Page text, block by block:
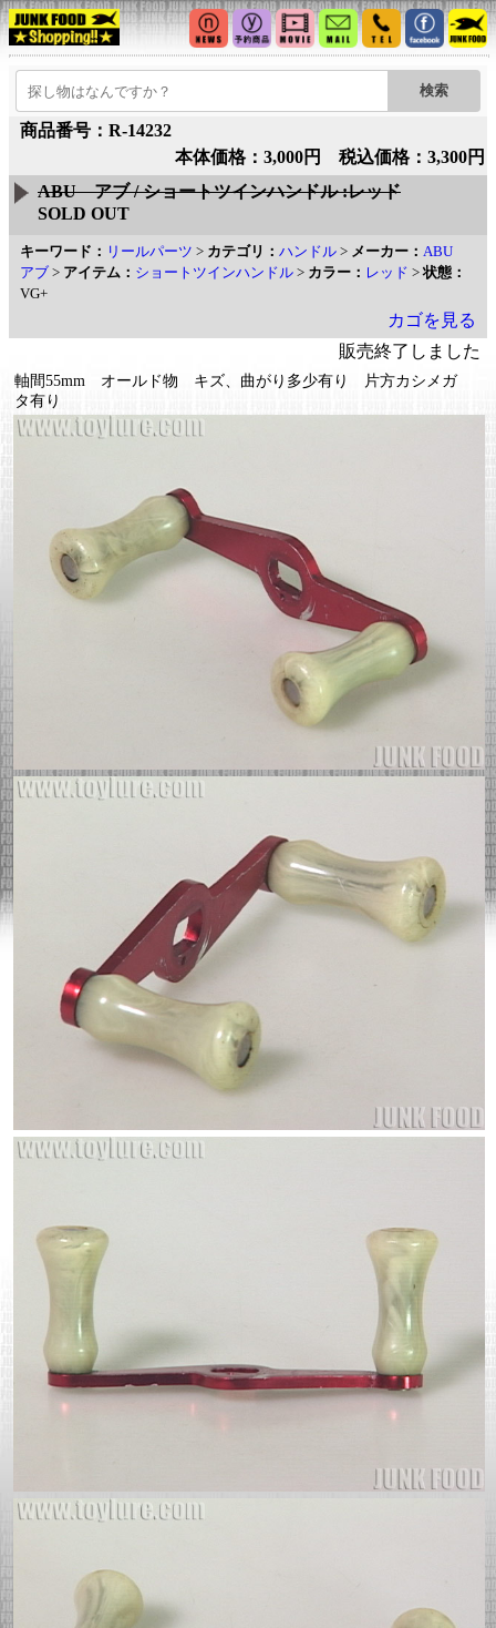
商品番号：R-14232
本体価格：3,000円 税込価格：3,300円
ABU アブ / ショートツインハンドル :レッド
SOLD OUT
キーワード： リールパーツ > カテゴリ： ハンドル > メーカー： ABU
アブ > アイテム： ショートツインハンドル > カラー： レッド >状態：
VG+
カゴを見る
販売終了しました
軸間55mm オールド物 キズ、曲がり多少有り 片方カシメガ
タ有り